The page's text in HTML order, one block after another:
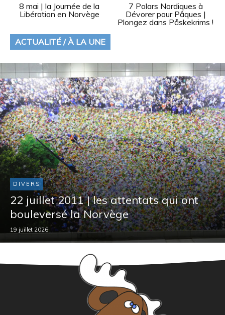
8 mai | la Journée de la
Libération en Norvège
7 Polars Nordiques à
Dévorer pour Pâques |
Plongez dans Påskekrims !
ACTUALITÉ / À LA UNE
DIVERS
22 juillet 2011 | les attentats qui ont
bouleversé la Norvège
19 juillet 2026